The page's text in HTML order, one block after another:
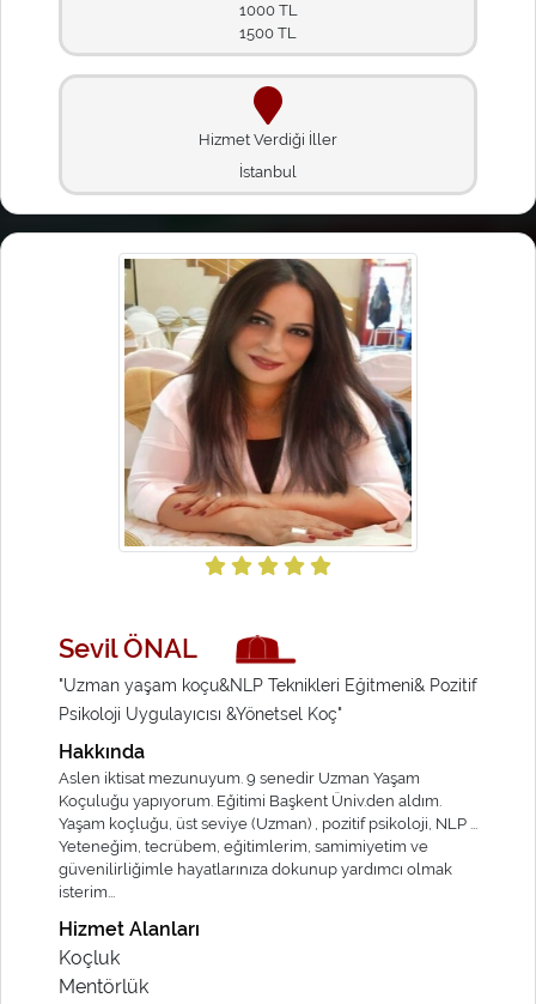
1000 TL
1500 TL
Hizmet Verdiği İller
İstanbul
Sevil ÖNAL
"Uzman yaşam koçu&NLP Teknikleri Eğitmeni& Pozitif
Psikoloji Uygulayıcısı &Yönetsel Koç"
Hakkında
Aslen iktisat mezunuyum. 9 senedir Uzman Yaşam
Koçuluğu yapıyorum. Eğitimi Başkent Üniv.den aldım.
Yaşam koçluğu, üst seviye (Uzman) , pozitif psikoloji, NLP ...
Yeteneğim, tecrübem, eğitimlerim, samimiyetim ve
güvenilirliğimle hayatlarınıza dokunup yardımcı olmak
isterim...
Hizmet Alanları
Koçluk
Mentörlük